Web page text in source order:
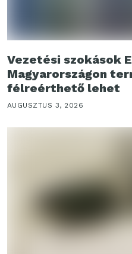
Vezetési szokások
Magyarországon
félreérthető lehet
AUGUSZTUS 3, 2026